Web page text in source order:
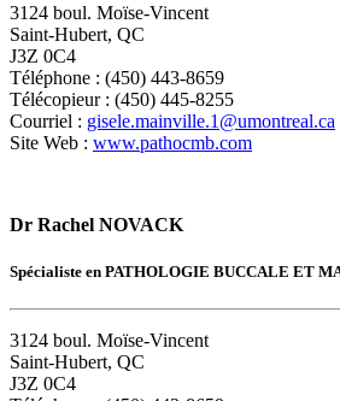
3124 boul. Moïse-Vincent
Saint-Hubert, QC
J3Z 0C4
Téléphone : (450) 443-8659
Télécopieur : (450) 445-8255
Courriel : gisele.mainville.1@umontreal.ca
Site Web : www.pathocmb.com
Dr Rachel NOVACK
Spécialiste en PATHOLOGIE BUCCALE ET
3124 boul. Moïse-Vincent
Saint-Hubert, QC
J3Z 0C4